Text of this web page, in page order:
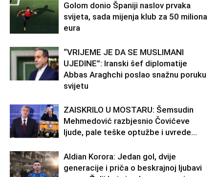
Golom donio Španiji naslov prvaka
svijeta, sada mijenja klub za 50 miliona
eura
“VRIJEME JE DA SE MUSLIMANI
UJEDINE”: Iranski šef diplomatije
Abbas Araghchi poslao snažnu poruku
svijetu
ZAISKRILO U MOSTARU: Šemsudin
Mehmedović razbjesnio Čovićeve
ljude, pale teške optužbe i uvrede…
Aldian Korora: Jedan gol, dvije
generacije i priča o beskrajnoj ljubavi